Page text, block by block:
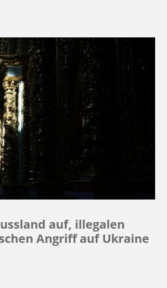
auf, illegalen
Angriff auf Ukraine